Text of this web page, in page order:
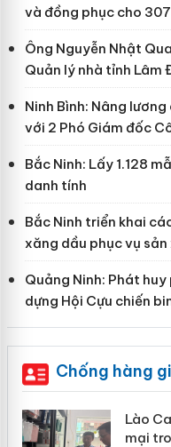
và đồng phục cho
Ông Nguyễn Nhật
Quản lý nhà tỉnh Lâm
Ninh Bình: Nâng
với 2 Phó Giám đốc
Bắc Ninh: Lấy 1.128
danh tính
Bắc Ninh triển khai
xăng dầu phục vụ
Quảng Ninh: Phát
dựng Hội Cựu chiến
Chống hàng
Lào
mại